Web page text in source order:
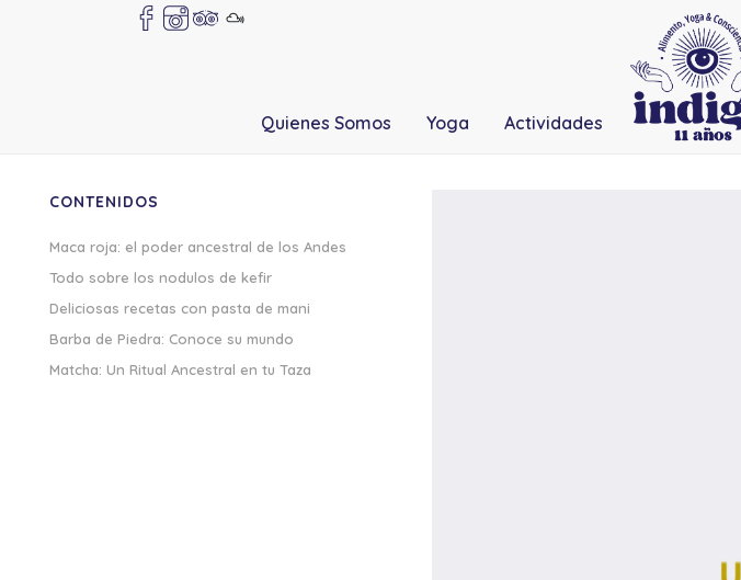
Quienes Somos Yoga Actividades
CONTENIDOS
Maca roja: el poder ancestral de los Andes
Todo sobre los nodulos de kefir
Deliciosas recetas con pasta de mani
Barba de Piedra: Conoce su mundo
Matcha: Un Ritual Ancestral en tu Taza